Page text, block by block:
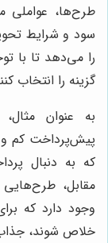
طرح‌ها، عواملی
سود و شرایط
را می‌دهد تا با
گزینه را انتخاب
به عنوان
پیش‌پرداخت کم و
که به دنبال
مقابل،
وجود دارد که
خلاص شوند،